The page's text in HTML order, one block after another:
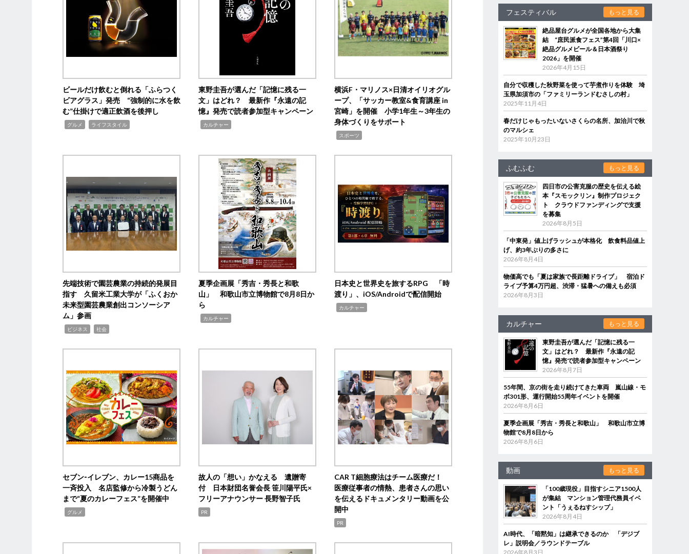
ビールだけ飲むと倒れる「ふらつく
ビアグラス」発売 “強制的に水を飲
む”仕掛けで適正飲酒を後押し
グルメ ライフスタイル
東野圭吾が選んだ「記憶に残る一
文」はどれ？ 最新作『永遠の記
憶』発売で読者参加型キャンペーン
カルチャー
横浜F・マリノス×日清オイリオグル
ープ、「サッカー教室&食育講座 in
宮崎」を開催 小学1年生～3年生の
身体づくりをサポート
スポーツ
先端技術で園芸農業の持続的発展目
指す 久留米工業大学が「ふくおか
未来型園芸農業創出コンソーシア
ム」参画
ビジネス 社会
夏季企画展「秀吉・秀長と和歌
山」 和歌山市立博物館で8月8日か
ら
カルチャー
日本史と世界史を旅するRPG 「時
渡り」、iOS/Androidで配信開始
カルチャー
セブン‐イレブン、カレー15商品を
一斉投入 名店監修から冷製うどん
まで“夏のカレーフェス”を開催中
グルメ
故人の「想い」かなえる 遺贈寄
付 日本財団名誉会長 笹川陽平氏×
フリーアナウンサー 長野智子氏
PR
CAR T細胞療法はチーム医療だ！
医療従事者の情熱、患者さんの思い
を伝えるドキュメンタリー動画を公
開中
PR
フェスティバル もっと見る
絶品屋台グルメが全国各地から大集
結 “庶民派食フェス”第4回「川口×
絶品グルメビール＆日本酒祭り
2026」を開催
2026年4月15日
自分で収穫した秋野菜を使って芋煮作りを体験 埼
玉県加須市の「ファミリーランドむさしの村」
2025年11月4日
春だけじゃもったいないさくらの名所、加治川で秋
のマルシェ
2025年10月23日
ふむふむ もっと見る
四日市の公害克服の歴史を伝える絵
本『スモックリン』制作プロジェク
ト クラウドファンディングで支援
を募集
2026年8月5日
「中東発」値上げラッシュが本格化 飲食料品値上
げ、約3年ぶりの多さに
2026年8月4日
物価高でも「夏は家族で長距離ドライブ」 宿泊ド
ライブ予算4万円超、渋滞・猛暑への備えも必須
2026年8月3日
カルチャー もっと見る
東野圭吾が選んだ「記憶に残る一
文」はどれ？ 最新作『永遠の記
憶』発売で読者参加型キャンペーン
2026年8月7日
55年間、京の街を走り続けてきた車両 嵐山線・モ
ボ301形、運行開始55周年イベントを開催
2026年8月6日
夏季企画展「秀吉・秀長と和歌山」 和歌山市立博
物館で8月8日から
2026年8月6日
動画 もっと見る
「100歳現役」目指すシニア1500人
が集結 マンション管理代務員イベ
ント「うぇるねすシップ」
2026年8月4日
AI時代、「暗黙知」は継承できるのか 「デジブ
レ」説明会／ラウンドテーブル
2026年8月3日